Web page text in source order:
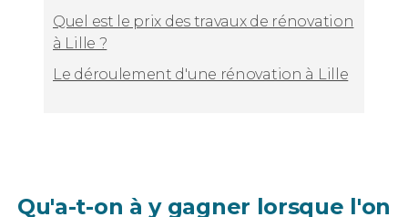
Quel est le prix des travaux de rénovation
à Lille ?
Le déroulement d'une rénovation à Lille
Qu'a-t-on à y gagner lorsque l'on